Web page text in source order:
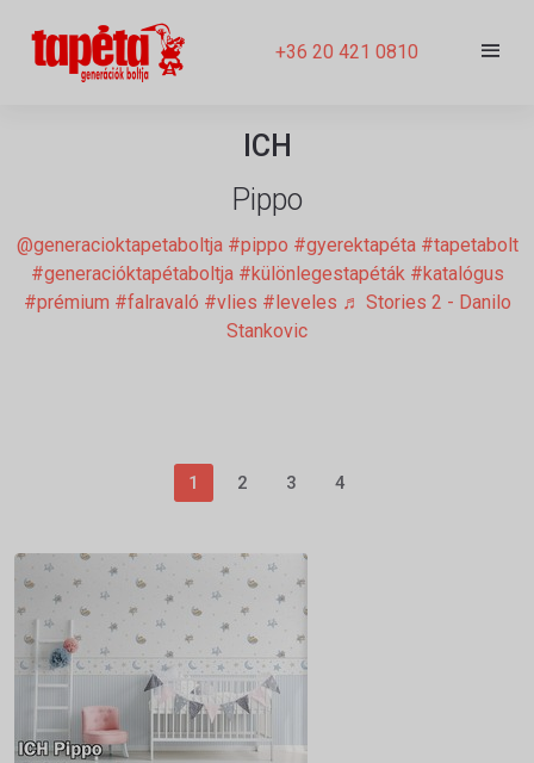
+36 20 421 0810
ICH
Pippo
@generacioktapetaboltja #pippo #gyerektapéta #tapetabolt
#generacióktapétaboltja #különlegestapéták #katalógus
#prémium #falravaló #vlies #leveles ♬ Stories 2 - Danilo
Stankovic
1 2 3 4